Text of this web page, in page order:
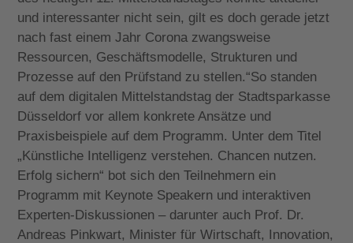
und interessanter nicht sein, gilt es doch gerade jetzt
nach fast einem Jahr Corona zwangsweise
Ressourcen, Geschäftsmodelle, Strukturen und
Prozesse auf den Prüfstand zu stellen.“So standen
auf dem digitalen Mittelstandstag der Stadtsparkasse
Düsseldorf vor allem konkrete Ansätze und
Praxisbeispiele auf dem Programm. Unter dem Titel
„Künstliche Intelligenz verstehen. Chancen nutzen.
Erfolg sichern“ bot sich den Teilnehmern ein
Programm mit Keynote Speakern und interaktiven
Experten-Diskussionen – darunter auch Prof. Dr.
Andreas Pinkwart, Minister für Wirtschaft, Innovation,